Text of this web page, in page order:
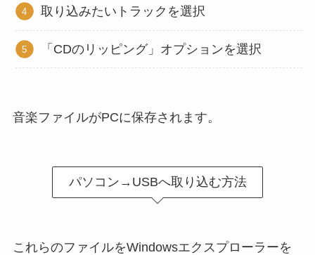
取り込みたいトラックを選択
「CDのリッピング」オプションを選択
音楽ファイルがPCに保存されます。
パソコン→USBへ取り込む方法
これらのファイルをWindowsエクスプローラーを